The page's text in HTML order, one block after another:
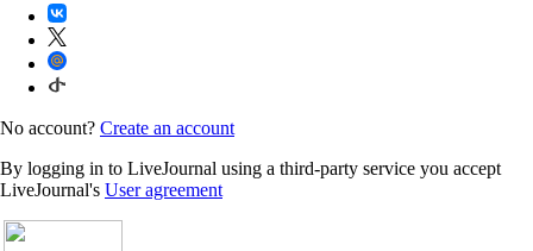
No account? Create an account
By logging in to LiveJournal using a third-party service you accept
LiveJournal's User agreement